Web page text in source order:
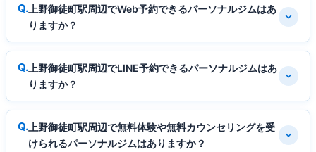
上野御徒町駅周辺でWeb予約できるパーソナルジムはあ
りますか？
上野御徒町駅周辺でLINE予約できるパーソナルジムはあ
りますか？
上野御徒町駅周辺で無料体験や無料カウンセリングを受
けられるパーソナルジムはありますか？